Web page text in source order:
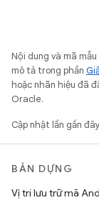
Nội dung và mã
mô tả trong phần
hoặc nhãn hiệu đã
Oracle.
Cập nhật lần gần
BẢN DỰNG
Vị trí lưu trữ mã